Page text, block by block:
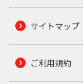
サイトマップ
ご利用規約